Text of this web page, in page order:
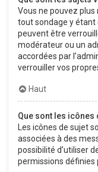
Vous ne pouvez
tout sondage y étant
peuvent être
modérateur ou un
accordées par
verrouiller vos
Haut
Que sont les icônes
Les icônes de sujet
associées à des
possibilité d’utiliser
permissions définies